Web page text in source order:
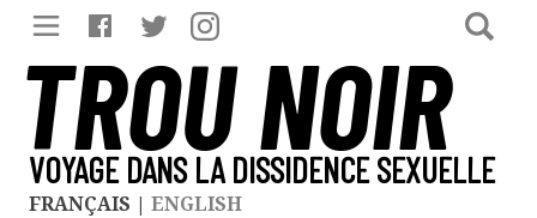
TROU NOIR
VOYAGE DANS LA DISSIDENCE SEXUELLE
FRANÇAIS | ENGLISH